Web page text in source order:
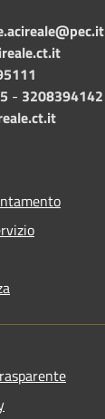
- 3208394142